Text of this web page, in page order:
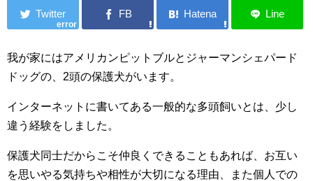
error
我が家にはアメリカンピットブルとジャーマンシェパード
ドッグの、2頭の保護犬がいます。
インターネットに書いてある一般的な多頭飼いとは、少し
違う経験をしました。
保護犬同士だからこそ仲良くできることもあれば、お互い
を思いやる気持ちや相性が大切になる理由、また個人での